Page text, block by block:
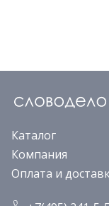
Каталог
Компания
Оплата и